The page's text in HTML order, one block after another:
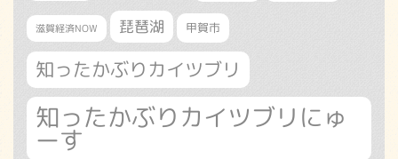
滋賀経済NOW 琵琶湖 甲賀市
知ったかぶりカイツブリ
知ったかぶりカイツブリにゅ
ーす